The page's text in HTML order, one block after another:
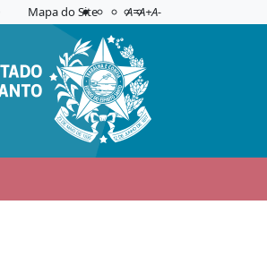
Mapa do Site Acessibilidade
Aplicar contraste
A=A+A-